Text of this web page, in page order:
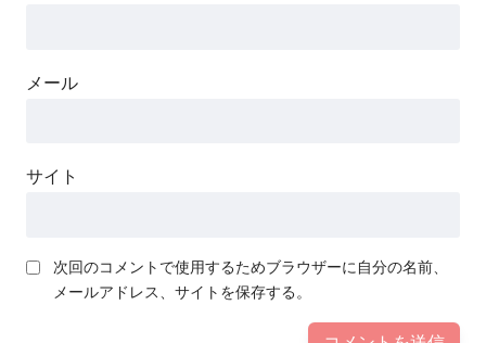
メール
サイト
次回のコメントで使用するためブラウザーに自分の名前、
メールアドレス、サイトを保存する。